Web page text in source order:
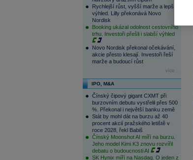
Rychlejší růst, vyšší marže a lepší
výhled. Lilly překonává Novo
Nordisk
Booking ukázal odolnost cestovního
trhu. Investoři přešli i slabší výhled
Novo Nordisk překonal očekávání,
akcie přesto klesají. Investoři řeší
marže a budoucí růst
více...
IPO, M&A
Čínský čipový gigant CXMT při
burzovním debutu vystřelil přes 500
%. Překonal i největší banku země
Stát by mohl dát na burzu až 40
procent akcií pražského letiště v
roce 2028, řekl Babiš
Čínský Moonshot AI míří na burzu.
Jeho model Kimi K3 znovu rozvířil
debatu o budoucnosti AI
SK Hynix míří na Nasdaq. O jeden z